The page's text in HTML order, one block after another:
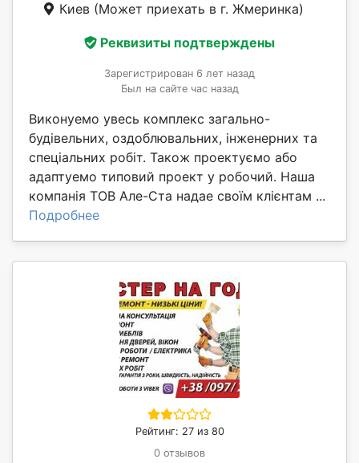
Киев (Может приехать в г. Жмеринка)
Реквизиты подтверждены
Зарегистрирован 6 лет назад
Был на сайте час назад
Виконуемо увесь комплекс загально-
будівельних, оздоблювальних, інженерних та
спеціальних робіт. Також проектуємо або
адаптуемо типовий проект у робочий. Наша
компанія ТОВ Але-Ста надае своїм клієнтам ...
Подробнее
Рейтинг: 27 из 80
0 отзывов